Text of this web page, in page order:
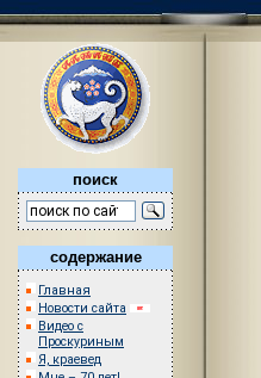
поиск
содержание
Главная
Новости сайта
Видео с
Проскуриным
Я, краевед